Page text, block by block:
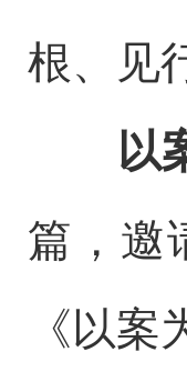
根、见
以
篇，邀
《以